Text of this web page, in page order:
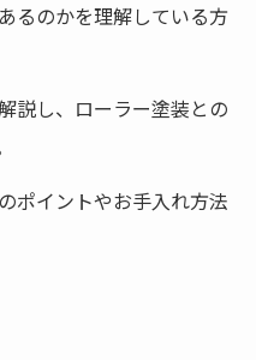
るのかを理解している方
説し、ローラー塗装との
ポイントやお手入れ方法